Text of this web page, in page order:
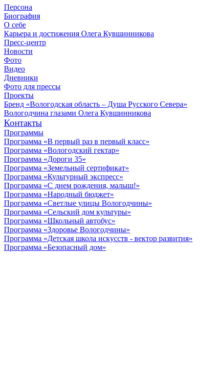
Персона
Биография
О себе
Карьера и достижения Олега Кувшинникова
Пресс-центр
Новости
Фото
Видео
Дневники
Фото для прессы
Проекты
Бренд «Вологодская область – Душа Русского Севера»
Вологодчина глазами Олега Кувшинникова
Контакты
Программы
Программа «В первый раз в первый класс»
Программа «Вологодский гектар»
Программа «Дороги 35»
Программа «Земельный сертификат»
Программа «Культурный экспресс»
Программа «С днем рождения, малыш!»
Программа «Народный бюджет»
Программа «Светлые улицы Вологодчины»
Программа «Сельский дом культуры»
Программа «Школьный автобус»
Программа «Здоровье Вологодчины»
Программа «Детская школа искусств - вектор развития»
Программа «Безопасный дом»